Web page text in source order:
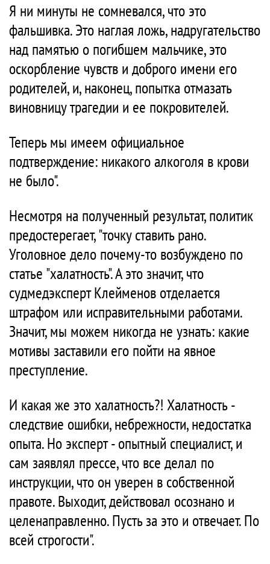
Я ни минуты не сомневался, что это
фальшивка. Это наглая ложь, надругательство
над памятью о погибшем мальчике, это
оскорбление чувств и доброго имени его
родителей, и, наконец, попытка отмазать
виновницу трагедии и ее покровителей.
Теперь мы имеем официальное
подтверждение: никакого алкоголя в крови
не было".
Несмотря на полученный результат, политик
предостерегает, "точку ставить рано.
Уголовное дело почему-то возбуждено по
статье "халатность". А это значит, что
судмедэксперт Клейменов отделается
штрафом или исправительными работами.
Значит, мы можем никогда не узнать: какие
мотивы заставили его пойти на явное
преступление.
И какая же это халатность?! Халатность -
следствие ошибки, небрежности, недостатка
опыта. Но эксперт - опытный специалист, и
сам заявлял прессе, что все делал по
инструкции, что он уверен в собственной
правоте. Выходит, действовал осознано и
целенаправленно. Пусть за это и отвечает. По
всей строгости".